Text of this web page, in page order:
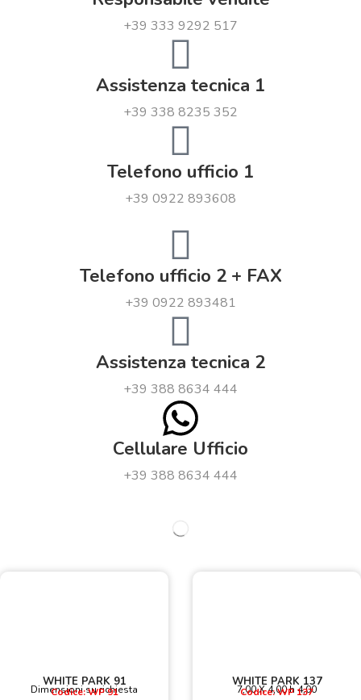
+39 333 9292 517
Assistenza tecnica 1
+39 338 8235 352
Telefono ufficio 1
+39 0922 893608
Telefono ufficio 2 + FAX
+39 0922 893481
Assistenza tecnica 2
+39 388 8634 444
Cellulare Ufficio
+39 388 8634 444
WHITE PARK 91
Dimensioni su richiesta
Codice: WP 91
WHITE PARK 137
7,00 X 4,00 h 4,00
Codice: WP 137